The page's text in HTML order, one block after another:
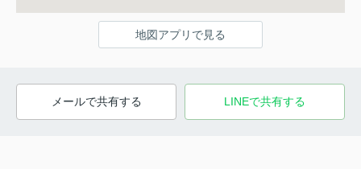
地図アプリで見る
メールで共有する LINEで共有する